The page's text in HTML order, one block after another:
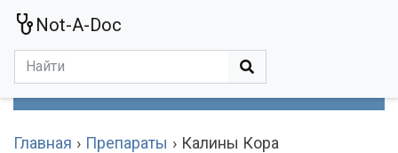
Not-A-Doc
Главная Препараты Калины Кора